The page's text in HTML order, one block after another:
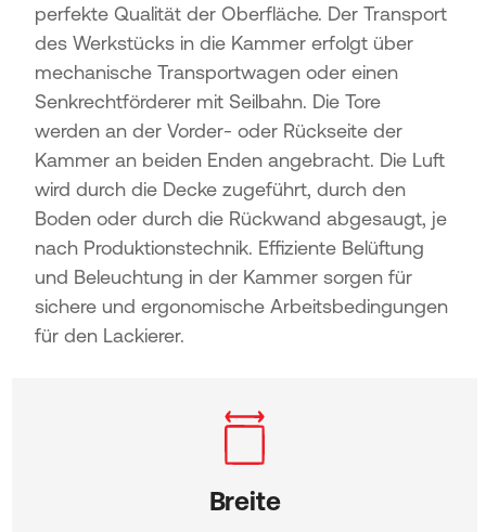
perfekte Qualität der Oberfläche. Der Transport
des Werkstücks in die Kammer erfolgt über
mechanische Transportwagen oder einen
Senkrechtförderer mit Seilbahn. Die Tore
werden an der Vorder- oder Rückseite der
Kammer an beiden Enden angebracht. Die Luft
wird durch die Decke zugeführt, durch den
Boden oder durch die Rückwand abgesaugt, je
nach Produktionstechnik. Effiziente Belüftung
und Beleuchtung in der Kammer sorgen für
sichere und ergonomische Arbeitsbedingungen
für den Lackierer.
Breite